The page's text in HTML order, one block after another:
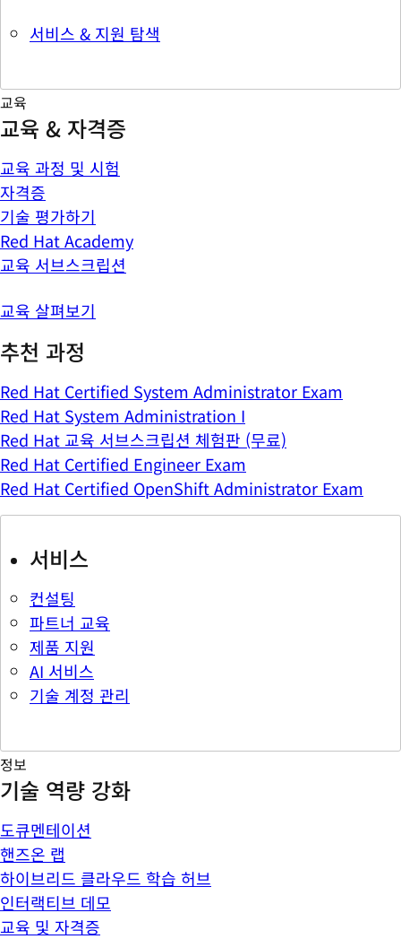
서비스 & 지원 탐색
교육
교육 & 자격증
교육 과정 및 시험
자격증
기술 평가하기
Red Hat Academy
교육 서브스크립션
교육 살펴보기
추천 과정
Red Hat Certified System Administrator Exam
Red Hat System Administration I
Red Hat 교육 서브스크립션 체험판 (무료)
Red Hat Certified Engineer Exam
Red Hat Certified OpenShift Administrator Exam
서비스
컨설팅
파트너 교육
제품 지원
AI 서비스
기술 계정 관리
정보
기술 역량 강화
도큐멘테이션
핸즈온 랩
하이브리드 클라우드 학습 허브
인터랙티브 데모
교육 및 자격증